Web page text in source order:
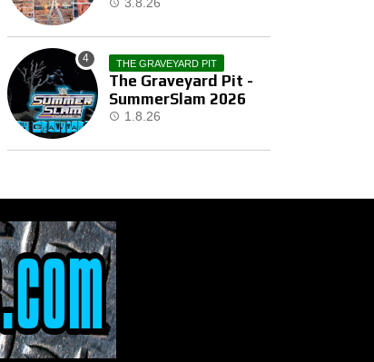
THE GRAVEYARD PIT
The Graveyard Pit -
SummerSlam 2026
1.8.26